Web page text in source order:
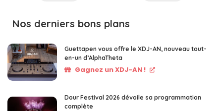
Nos derniers bons plans
Guettapen vous offre le XDJ-AN, nouveau tout-
en-un d’AlphaTheta
Gagnez un XDJ-AN !
Dour Festival 2026 dévoile sa programmation
complète